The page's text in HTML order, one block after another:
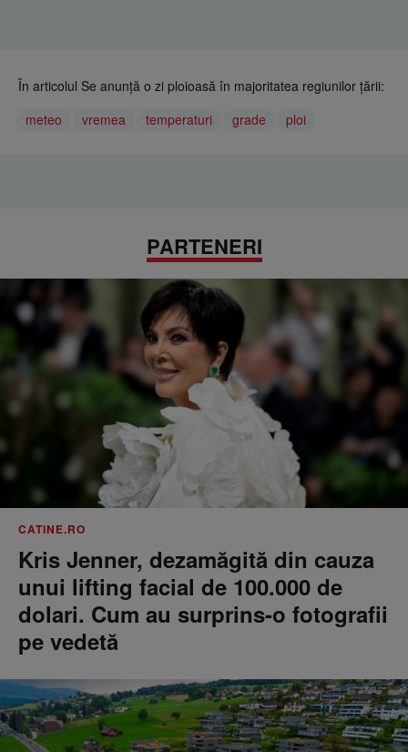
În articolul Se anunţă o zi ploioasă în majoritatea regiunilor ţării:
meteo
vremea temperaturi grade ploi
PARTENERI
CATINE.RO
Kris Jenner, dezamăgită din cauza
unui lifting facial de 100.000 de
dolari. Cum au surprins-o fotografii
pe vedetă